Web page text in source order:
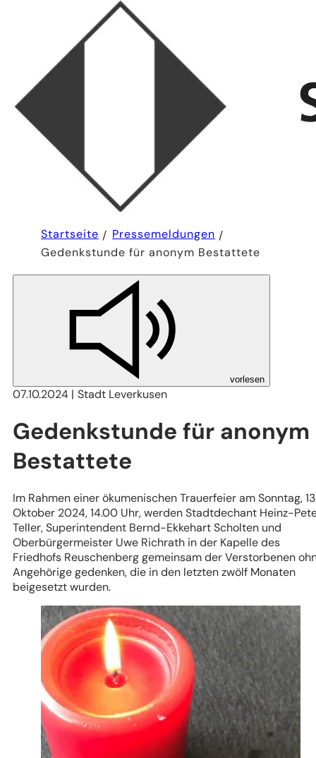
Startseite
Pressemeldungen
Gedenkstunde für anonym Bestattete
vorlesen
07.10.2024 Stadt Leverkusen
Gedenkstunde für anonym
Bestattete
Im Rahmen einer ökumenischen Trauerfeier am Sonntag,
Oktober 2024, 14.00 Uhr, werden Stadtdechant Heinz-
Teller, Superintendent Bernd-Ekkehart Scholten und
Oberbürgermeister Uwe Richrath in der Kapelle des
Friedhofs Reuschenberg gemeinsam der Verstorbenen
Angehörige gedenken, die in den letzten zwölf Monaten
beigesetzt wurden.